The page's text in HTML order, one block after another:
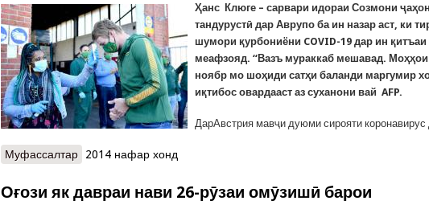
Ҳанс Клюге – сарвари идораи Созмони
тандурустӣ дар Аврупо ба ин назар аст, ки
шумори қурбониёни COVID-19 дар ин
меафзояд. “Вазъ мураккаб мешавад. Моҳҳои
ноябр мо шоҳиди сатҳи баланди маргумир
иқтибос овардааст аз суханони вай AFP.
ДарАвстрия мавҷи дуюми сирояти коронавирус
Муфассалтар о Нигарониҳо аз авҷи нави коронавирус дар Аврупо. Эълони
2014 нафар хонд
Оғози як давраи нави 26-рӯзаи омӯзишӣ барои